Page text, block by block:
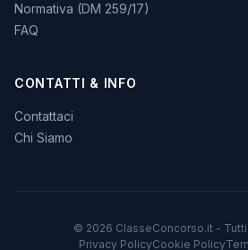
Normativa (DM 259/17)
FAQ
CONTATTI & INFO
Contattaci
Chi Siamo
© 2026 ClasseConcorso.it -
Privacy PolicyCookie Policy